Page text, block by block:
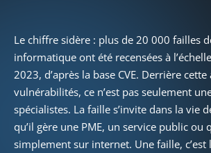
Le chiffre sidère : plus de 20 000 failles
informatique ont été recensées à
2023, d’après la base CVE. Derrière
vulnérabilités, ce n’est pas seulement
spécialistes. La faille s’invite dans la vie
qu’il gère une PME, un service public ou
simplement sur internet. Une faille, c’est